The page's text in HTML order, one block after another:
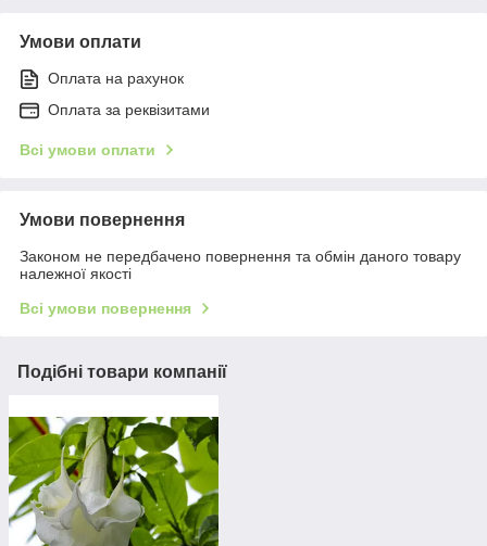
Умови оплати
Оплата на рахунок
Оплата за реквізитами
Всі умови оплати
Умови повернення
Законом не передбачено повернення та обмін даного товару
належної якості
Всі умови повернення
Подібні товари компанії